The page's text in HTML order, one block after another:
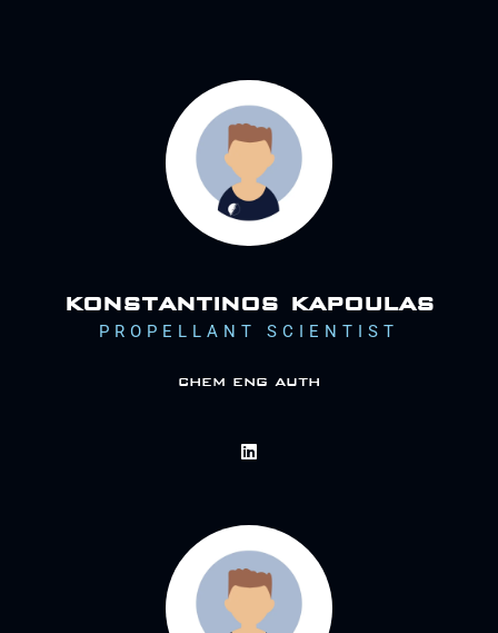
konstantinos kapoulas
PROPELLANT SCIENTIST
chem eng auth